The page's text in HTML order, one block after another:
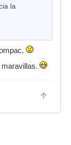
la
maravillas.